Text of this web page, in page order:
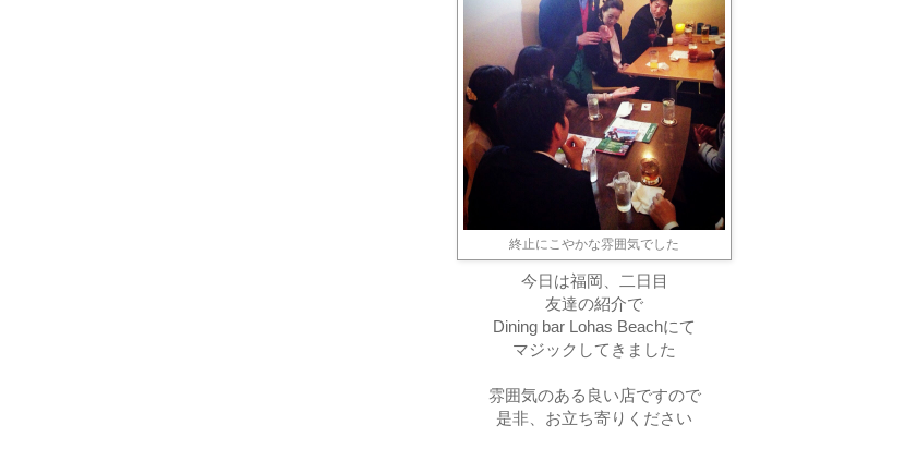
終止にこやかな雰囲気でした
今日は福岡、二日目
友達の紹介で
Dining bar Lohas Beachにて
マジックしてきました
雰囲気のある良い店ですので
是非、お立ち寄りください